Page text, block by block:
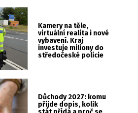
Kamery na těle,
virtuální realita i nové
vybavení. Kraj
investuje miliony do
středočeské policie
Důchody 2027: komu
přijde dopis, kolik